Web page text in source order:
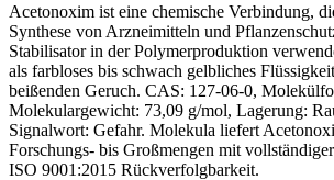
Acetonoxim ist eine chemische Verbindung,
Synthese von Arzneimitteln und
Stabilisator in der Polymerproduktion
als farbloses bis schwach gelbliches
beißenden Geruch. CAS: 127-06-0,
Molekulargewicht: 73,09 g/mol, Lagerung:
Signalwort: Gefahr. Molekula liefert
Forschungs- bis Großmengen mit
ISO 9001:2015 Rückverfolgbarkeit.